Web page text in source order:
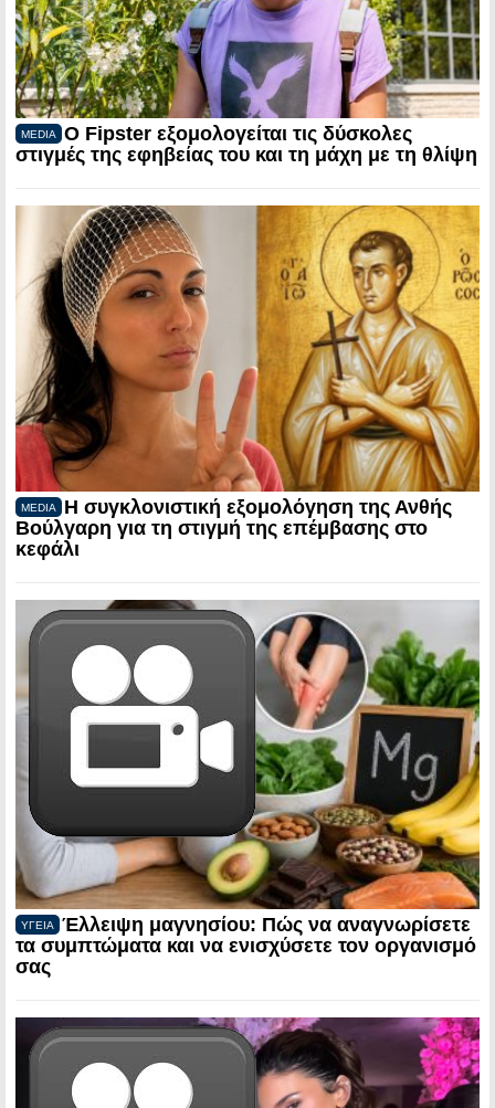
MEDIA
Ο Fipster εξομολογείται τις δύσκολες
στιγμές της εφηβείας του και τη μάχη με τη θλίψη
MEDIA
Η συγκλονιστική εξομολόγηση της Ανθής
Βούλγαρη για τη στιγμή της επέμβασης στο
κεφάλι
ΥΓΕΙΑ
Έλλειψη μαγνησίου: Πώς να αναγνωρίσετε
τα συμπτώματα και να ενισχύσετε τον οργανισμό
σας